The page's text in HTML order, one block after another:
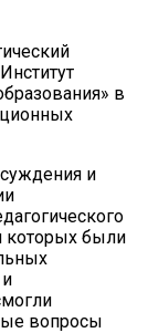
в
и
которых были
вопросы